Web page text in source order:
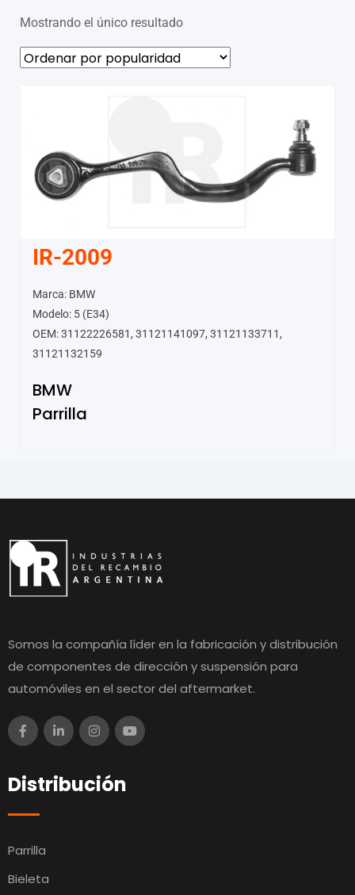
Mostrando el único resultado
IR-2009
Marca: BMW
Modelo: 5 (E34)
OEM: 31122226581, 31121141097, 31121133711,
31121132159
BMW
Parrilla
Somos la compañía líder en la fabricación y distribución
de componentes de dirección y suspensión para
automóviles en el sector del aftermarket.
Distribución
Parrilla
Bieleta